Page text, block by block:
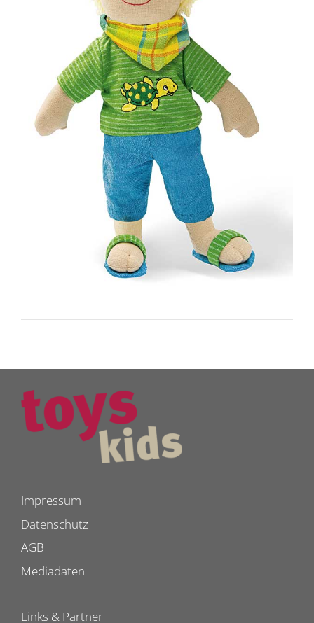
Impressum
Datenschutz
AGB
Mediadaten
Links & Partner